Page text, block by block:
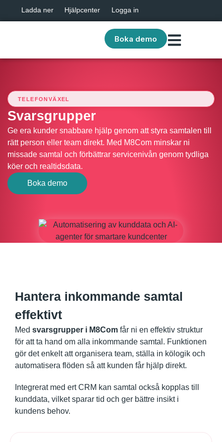
Ladda ner Hjälpcenter Logga in
Boka demo
TELEFONVÄXEL
Svarsgrupper
Ge era kunder snabbare hjälp genom att styra samtalen till
rätt person eller team direkt. Med M8Com minskar ni
missade samtal och förbättrar servicenivån genom tydliga
köer och realtidsdata.
Boka demo
Hantera inkommande samtal
effektivt
Med svarsgrupper i M8Com får ni en effektiv struktur
för att ta hand om alla inkommande samtal. Funktionen
gör det enkelt att organisera team, ställa in kölogik och
automatisera flöden så att kunden får hjälp direkt.
Integrerat med ert CRM kan samtal också kopplas till
kunddata, vilket sparar tid och ger bättre insikt i
kundens behov.